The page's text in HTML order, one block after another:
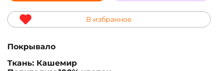
Покрывало
Ткань: Кашемир
В избранное